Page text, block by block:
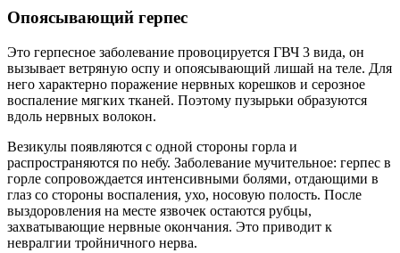
Опоясывающий герпес
Это герпесное заболевание провоцируется ГВЧ 3 вида, он
вызывает ветряную оспу и опоясывающий лишай на теле. Для
него характерно поражение нервных корешков и серозное
воспаление мягких тканей. Поэтому пузырьки образуются
вдоль нервных волокон.
Везикулы появляются с одной стороны горла и
распространяются по небу. Заболевание мучительное: герпес в
горле сопровождается интенсивными болями, отдающими в
глаз со стороны воспаления, ухо, носовую полость. После
выздоровления на месте язвочек остаются рубцы,
захватывающие нервные окончания. Это приводит к
невралгии тройничного нерва.